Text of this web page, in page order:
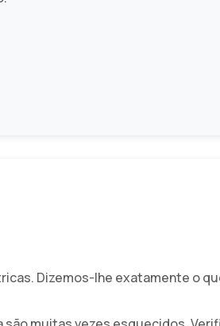
Dizemos-lhe exatamente o